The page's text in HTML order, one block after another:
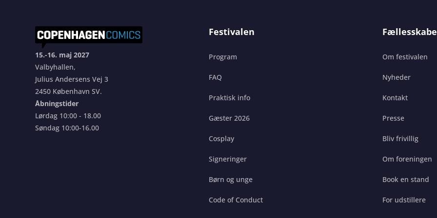
15.-16. maj 2027
Valbyhallen,
Julius Andersens Vej 3
2450 København SV.
Åbningstider
Lørdag 10:00 - 18.00
Søndag 10:00-16.00
Festivalen
Program
FAQ
Praktisk info
Gæster 2026
Cosplay
Signeringer
Børn og unge
Code of Conduct
Om festivalen
Nyheder
Kontakt
Presse
Bliv frivillig
Om foreningen
Book en stand
For udstillere